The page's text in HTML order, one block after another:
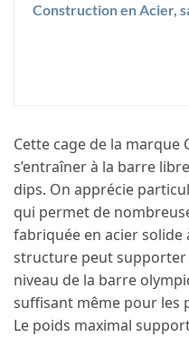
Construction en Acier,
Cette cage de la marque
s’entraîner à la barre
dips. On apprécie
qui permet de
fabriquée en acier solide
structure peut supporter
niveau de la barre
suffisant même pour les
Le poids maximal